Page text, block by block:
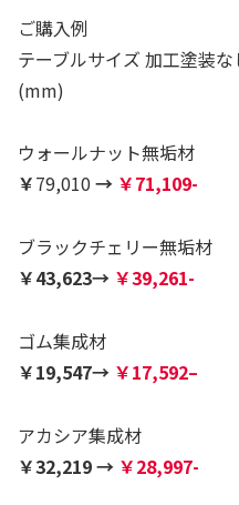
ご購入例
テーブルサイズ 加工塗装
(mm)
ウォールナット無垢材
￥79,010 → ￥71,109-
ブラックチェリー無垢材
￥43,623→ ￥39,261-
ゴム集成材
￥19,547→ ￥17,592–
アカシア集成材
￥32,219 → ￥28,997-